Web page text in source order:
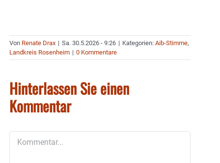
Von Renate Drax | Sa. 30.5.2026 - 9:26 | Kategorien: Aib-Stimme,
Landkreis Rosenheim | 0 Kommentare
Hinterlassen Sie einen
Kommentar